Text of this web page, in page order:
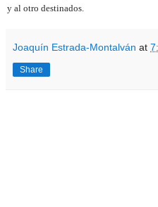
y al otro destinados.
Joaquín Estrada-Montalván at
Share